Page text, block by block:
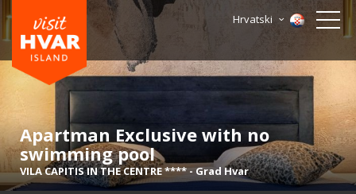
Hrvatski
Apartman Exclusive with no
swimming pool
VILA CAPITIS IN THE CENTRE ****-Grad Hvar